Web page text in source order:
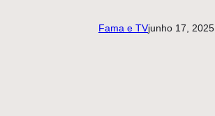
Fama e TVjunho 17, 2025